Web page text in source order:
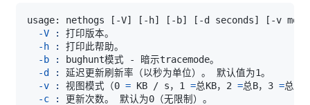
usage: nethogs [ -V] [ -h] [ -b] [ -d seconds] [ -v mode
-V
:
-h
:
-b
:
-d
:
-v
: 视图模式（0 = KB / s，1 =总KB，2 =总B，3 =
-c
: